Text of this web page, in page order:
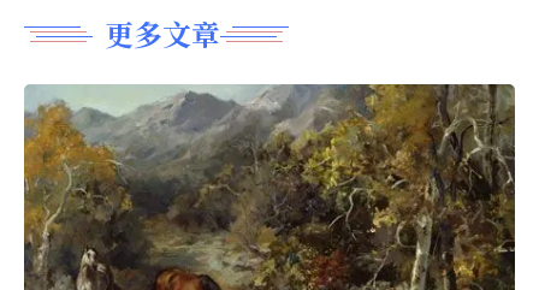
更多文章